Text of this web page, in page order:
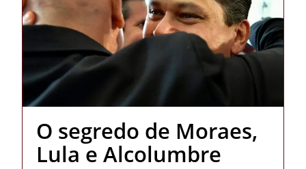
O segredo de Moraes,
Lula e Alcolumbre